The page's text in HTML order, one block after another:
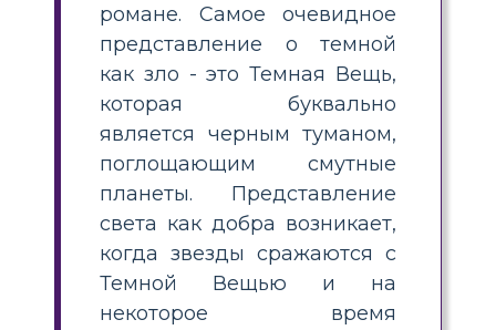
романе. Самое очевидное
представление о темной
как зло - это Темная Вещь,
которая буквально
является черным туманом,
поглощающим смутные
планеты. Представление
света как добра возникает,
когда звезды сражаются с
Темной Вещью и на
некоторое время